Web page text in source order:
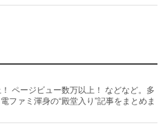
ページビュー数万以上！ などなど。多
ファミ渾身の“殿堂入り”記事をまとめま